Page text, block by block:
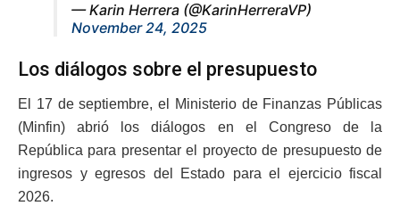
— Karin Herrera (@KarinHerreraVP)
November 24, 2025
Los diálogos sobre el presupuesto
El 17 de septiembre, el Ministerio de Finanzas Públicas
(Minfin) abrió los diálogos en el Congreso de la
República para presentar el proyecto de presupuesto de
ingresos y egresos del Estado para el ejercicio fiscal
2026.